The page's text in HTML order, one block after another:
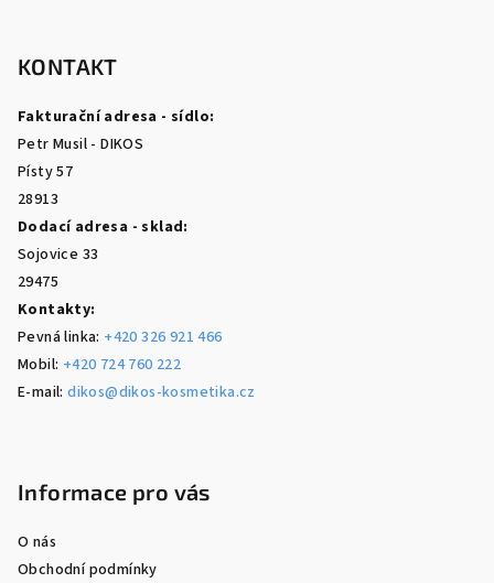
KONTAKT
Fakturační adresa - sídlo:
Petr Musil - DIKOS
Písty 57
28913
Dodací adresa - sklad:
Sojovice 33
29475
Kontakty:
Pevná linka: +420 326 921 466
Mobil: +420 724 760 222
E-mail:dikos@dikos-kosmetika.cz
Informace pro vás
O nás
Obchodní podmínky